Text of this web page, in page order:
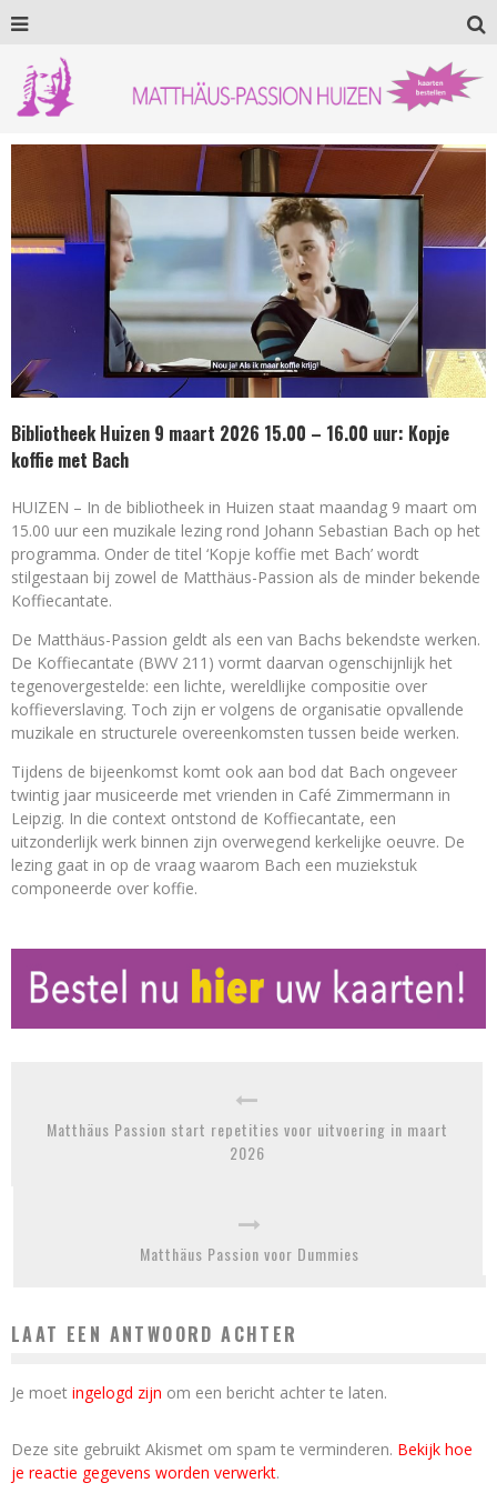
Bibliotheek Huizen 9 maart 2026 15.00 – 16.00 uur: Kopje
koffie met Bach
HUIZEN – In de bibliotheek in Huizen staat maandag 9 maart om
15.00 uur een muzikale lezing rond Johann Sebastian Bach op het
programma. Onder de titel ‘Kopje koffie met Bach’ wordt
stilgestaan bij zowel de Matthäus-Passion als de minder bekende
Koffiecantate.
De Matthäus-Passion geldt als een van Bachs bekendste werken.
De Koffiecantate (BWV 211) vormt daarvan ogenschijnlijk het
tegenovergestelde: een lichte, wereldlijke compositie over
koffieverslaving. Toch zijn er volgens de organisatie opvallende
muzikale en structurele overeenkomsten tussen beide werken.
Tijdens de bijeenkomst komt ook aan bod dat Bach ongeveer
twintig jaar musiceerde met vrienden in Café Zimmermann in
Leipzig. In die context ontstond de Koffiecantate, een
uitzonderlijk werk binnen zijn overwegend kerkelijke oeuvre. De
lezing gaat in op de vraag waarom Bach een muziekstuk
componeerde over koffie.
Matthäus Passion start repetities voor uitvoering in maart
2026
Matthäus Passion voor Dummies
LAAT EEN ANTWOORD ACHTER
Je moet ingelogd zijn om een bericht achter te laten.
Deze site gebruikt Akismet om spam te verminderen. Bekijk hoe
je reactie gegevens worden verwerkt.